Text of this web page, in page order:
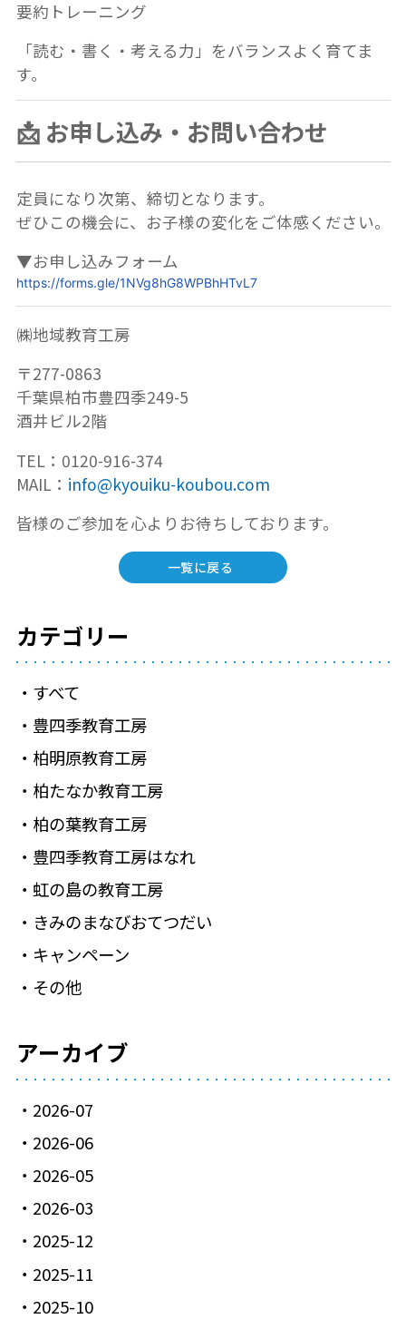
要約トレーニング
「読む・書く・考える力」をバランスよく育てま
す。
📩 お申し込み・お問い合わせ
定員になり次第、締切となります。
ぜひこの機会に、お子様の変化をご体感ください。
▼お申し込みフォーム
https://forms.gle/1NVg8hG8WPBhHTvL7
㈱地域教育工房
〒277-0863
千葉県柏市豊四季249-5
酒井ビル2階
TEL：0120-916-374
MAIL： info@kyouiku-koubou.com
皆様のご参加を心よりお待ちしております。
一覧に戻る
カテゴリー
すべて
豊四季教育工房
柏明原教育工房
柏たなか教育工房
柏の葉教育工房
豊四季教育工房はなれ
虹の島の教育工房
きみのまなびおてつだい
キャンペーン
その他
アーカイブ
2026-07
2026-06
2026-05
2026-03
2025-12
2025-11
2025-10